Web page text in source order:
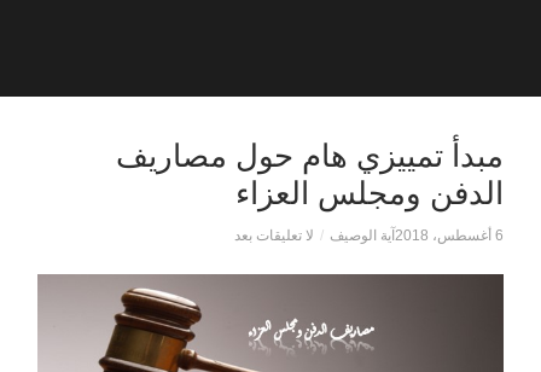
مبدأ تمييزي هام حول مصاريف
الدفن ومجلس العزاء
6 أغسطس، 2018 آية الوصيف / لا تعليقات بعد